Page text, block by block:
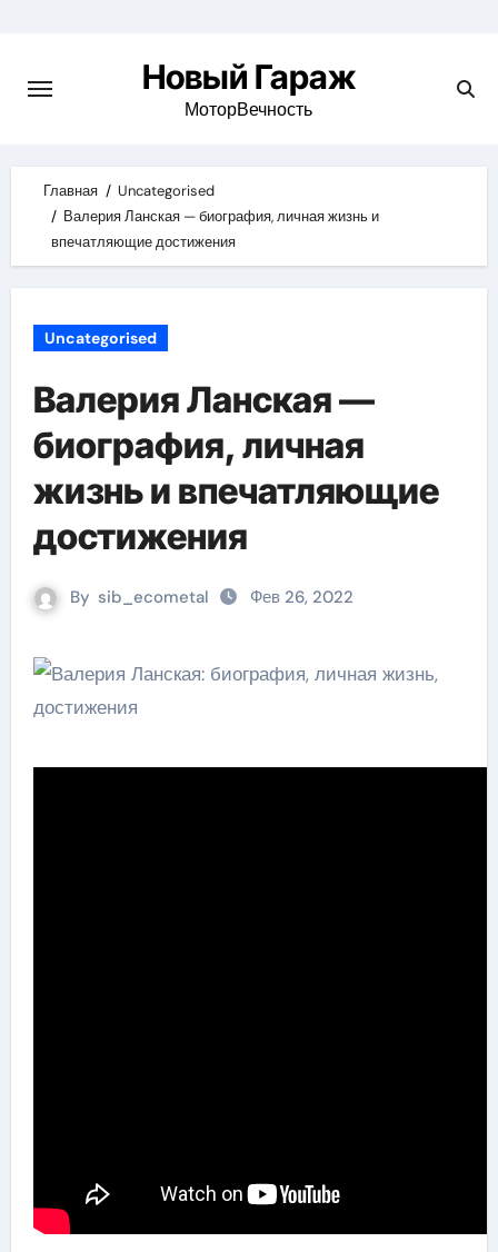
content
Новый Гараж
МоторВечность
Главная
Uncategorised
Валерия Ланская — биография, личная жизнь и
впечатляющие достижения
Uncategorised
Валерия Ланская —
биография, личная
жизнь и впечатляющие
достижения
By sib_ecometal Фев 26, 2022